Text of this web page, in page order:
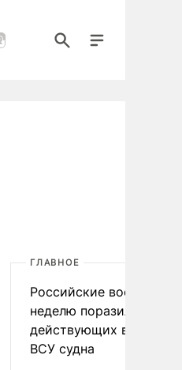
ГЛАВНОЕ
Российские военные за
неделю поразили 34
действующих в
ВСУ судна